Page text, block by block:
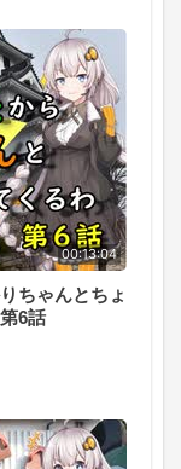
00:13:04
ちゃんとちょ
6話